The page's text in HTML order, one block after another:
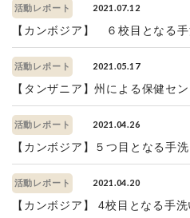
活動レポート 2021.07.12
【カンボジア】 ６校目となる
活動レポート 2021.05.17
【タンザニア】州による保健セ
活動レポート 2021.04.26
【カンボジア】５つ目となる手
活動レポート 2021.04.20
【カンボジア】 4校目となる手